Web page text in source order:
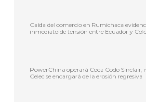
Caída del comercio en Rumichaca
inmediato de tensión entre Ecuador y
PowerChina operará Coca Codo Sinclair,
Celec se encargará de la erosión regresiva